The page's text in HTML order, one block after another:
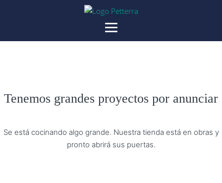
Tenemos grandes proyectos por anunciar
Se está cocinando algo grande. Nuestra tienda está en obras y
pronto abrirá sus puertas.